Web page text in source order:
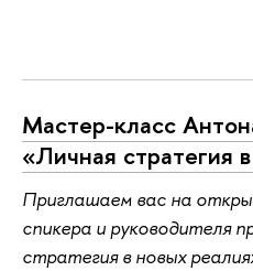
Мастер-класс
«Личная стратегия
Приглашаем вас на
спикера и руководителя
стратегия в новых